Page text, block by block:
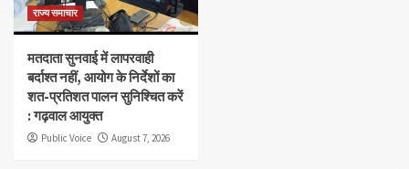
राज्य समाचार
मतदाता सुनवाई में लापरवाही
बर्दाश्त नहीं, आयोग के निर्देशों का
शत-प्रतिशत पालन सुनिश्चित करें
: गढ़वाल आयुक्त
Public Voice August 7, 2026